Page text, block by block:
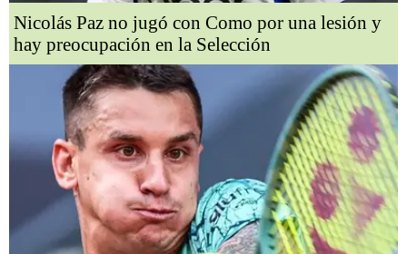
Nicolás Paz no jugó con Como por una lesión y
hay preocupación en la Selección